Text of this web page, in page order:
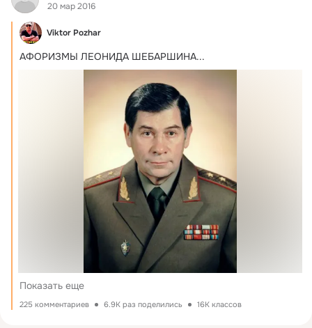
20 мар 2016
Viktor Pozhar
АФОРИЗМЫ ЛЕОНИДА ШЕБАРШИНА...
Показать еще
225 комментариев 6.9K раз поделились 16K классов